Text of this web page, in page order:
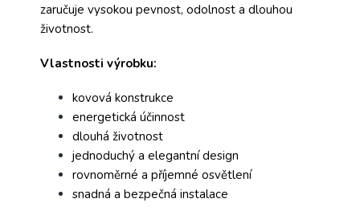
zaručuje vysokou pevnost, odolnost a dlouhou
životnost.
Vlastnosti výrobku:
kovová konstrukce
energetická účinnost
dlouhá životnost
jednoduchý a elegantní design
rovnoměrné a příjemné osvětlení
snadná a bezpečná instalace